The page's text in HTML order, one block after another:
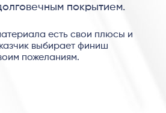
покрытием.
есть свои плюсы и
выбирает финиш
пожеланиям.